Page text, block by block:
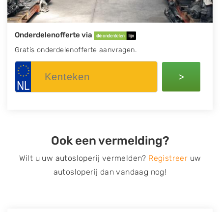
Onderdelenofferte via
Gratis onderdelenofferte aanvragen.
>
Ook een vermelding?
Wilt u uw autosloperij vermelden? Registreer uw
autosloperij dan vandaag nog!